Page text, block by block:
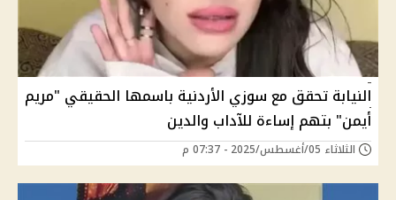
النيابة تحقق مع سوزي الأردنية باسمها الحقيقي "مريم
أيمن" بتهم إساءة للآداب والدين
الثلاثاء 05/أغسطس/2025 - 07:37 م